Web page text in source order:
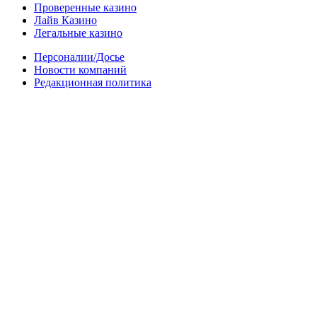
Проверенные казино
Лайв Казино
Легальные казино
Персоналии/Досье
Новости компаний
Редакционная политика